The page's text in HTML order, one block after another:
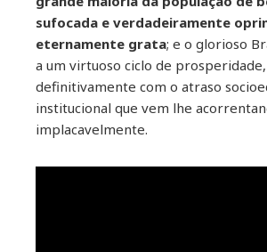
sufocada e verdadeiramente
eternamente grata; e o glorioso
a um virtuoso ciclo de
definitivamente com o atraso
institucional que vem lhe
implacavelmente.